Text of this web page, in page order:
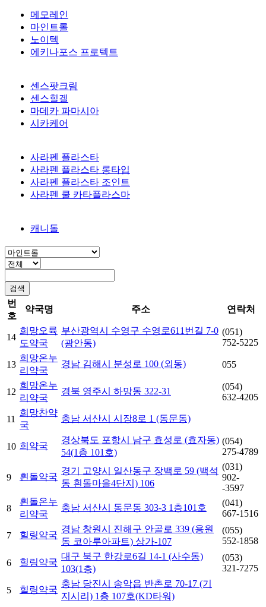
메모레인
마인트롤
노이텍
에키나포스 프로텍트
센스팟크림
센스힐겔
마데카 파마시아
시카케어
사라펜 플라스타
사라펜 플라스타 롱타입
사라펜 플라스타 조인트
사라펜 쿨 카타플라스마
캐니돌
번
호
약국명 주소 연락처
14
희망오륙
도약국
부산광역시 수영구 수영로611번길 7-0
(광안동)
(051)
752-5225
13
희망온누
리약국
경남 김해시 분성로 100 (외동) 055
12
희망온누
리약국
경북 영주시 하망동 322-31
(054)
632-4205
11
희망찬약
국
충남 서산시 시장8로 1 (동문동)
10 희약국
경상북도 포항시 남구 효성로 (효자동)
54(1층 101호)
(054)
275-4789
9 흰돌약국
경기 고양시 일산동구 장백로 59 (백석
동 흰돌마을4단지) 106
(031)
902-
-3597
8
흰돌온누
리약국
충남 서산시 동문동 303-3 1층101호
(041)
667-1516
7 힐링약국
경남 창원시 진해구 안골로 339 (용원
동 코아루아파트) 상가-107
(055)
552-1858
6 힐링약국
대구 북구 한강로6길 14-1 (사수동)
103(1층)
(053)
321-7275
5 힐링약국
충남 당진시 송악읍 반촌로 70-17 (기
지시리) 1층 107호(KD타워)